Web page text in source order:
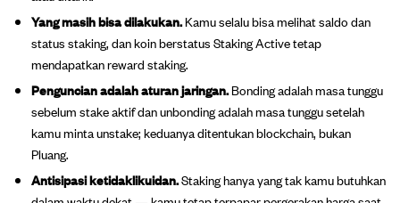
Yang masih bisa dilakukan.Kamu selalu bisa melihat saldo dan
status staking, dan koin berstatus Staking Active tetap
mendapatkan reward staking.
Penguncian adalah aturan jaringan.Bonding adalah masa tunggu
sebelum stake aktif dan unbonding adalah masa tunggu setelah
kamu minta unstake; keduanya ditentukan blockchain, bukan
Pluang.
Antisipasi ketidaklikuidan.Staking hanya yang tak kamu butuhkan